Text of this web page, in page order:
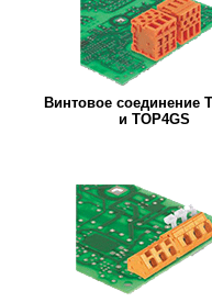
Винтовое соединение
и TOP4GS